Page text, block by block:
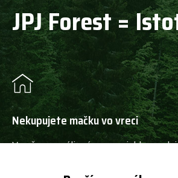
JPJ Forest =
Nekupujete mačku vo vreci
V našom areáli máme rozsiahlu